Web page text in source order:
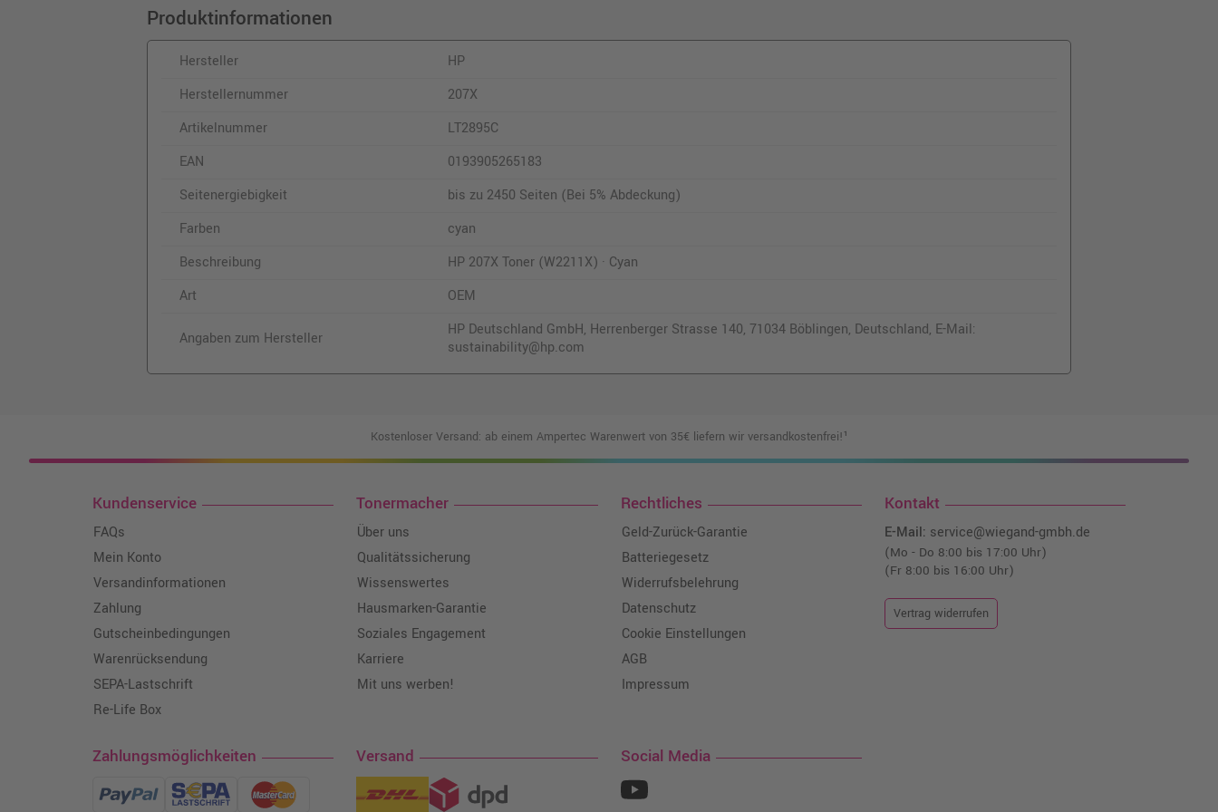
Produktinformationen
Hersteller
HP
Herstellernummer
207X
Artikelnummer
LT2895C
EAN
0193905265183
Seitenergiebigkeit
bis zu 2450 Seiten (Bei 5% Abdeckung)
Farben
cyan
Beschreibung
HP 207X Toner (W2211X) · Cyan
Art
OEM
Angaben zum Hersteller
HP Deutschland GmbH, Herrenberger Strasse 140, 71034 Böblingen, Deutschland, E-Mail:
sustainability@hp.com
Kostenloser Versand: ab einem Ampertec Warenwert von 35€ liefern wir versandkostenfrei!¹
Kundenservice
FAQs
Mein Konto
Versandinformationen
Zahlung
Gutscheinbedingungen
Warenrücksendung
SEPA-Lastschrift
Re-Life Box
Tonermacher
Über uns
Qualitätssicherung
Wissenswertes
Hausmarken-Garantie
Soziales Engagement
Karriere
Mit uns werben!
Rechtliches
Geld-Zurück-Garantie
Batteriegesetz
Widerrufsbelehrung
Datenschutz
Cookie Einstellungen
AGB
Impressum
Kontakt
E-Mail: service@wiegand-gmbh.de
(Mo - Do 8:00 bis 17:00 Uhr)
(Fr 8:00 bis 16:00 Uhr)
Vertrag widerrufen
Zahlungsmöglichkeiten Versand Social Media